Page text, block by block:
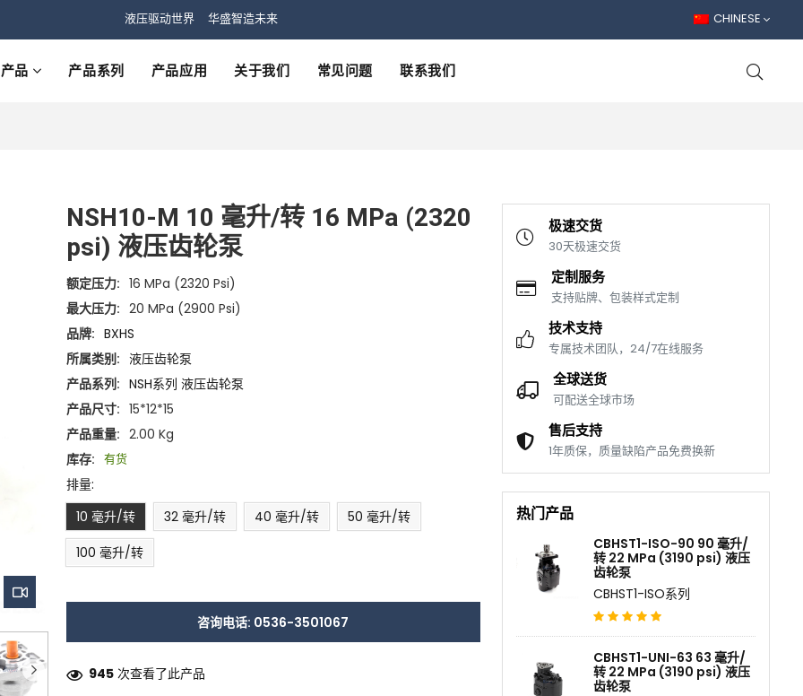
液压驱动世界 华盛智造未来 CHINESE
产品 产品系列 产品应用 关于我们 常见问题 联系我们
NSH10-M 10 毫升/转 16 MPa (2320
psi) 液压齿轮泵
额定压力: 16 MPa (2320 Psi)
最大压力: 20 MPa (2900 Psi)
品牌: BXHS
所属类别: 液压齿轮泵
产品系列: NSH系列 液压齿轮泵
产品尺寸: 15*12*15
产品重量: 2.00 Kg
库存: 有货
排量:
10 毫升/转
32 毫升/转 40 毫升/转
50 毫升/转
100 毫升/转
咨询电话: 0536-3501067
945 次查看了此产品
极速交货
30天极速交货
定制服务
支持贴牌、包装样式定制
技术支持
专属技术团队，24/7在线服务
全球送货
可配送全球市场
售后支持
1年质保，质量缺陷产品免费换新
热门产品
CBHST1-ISO-90 90 毫升/
转 22 MPa (3190 psi) 液压
齿轮泵
CBHST1-ISO系列
CBHST1-UNI-63 63 毫升/
转 22 MPa (3190 psi) 液压
齿轮泵